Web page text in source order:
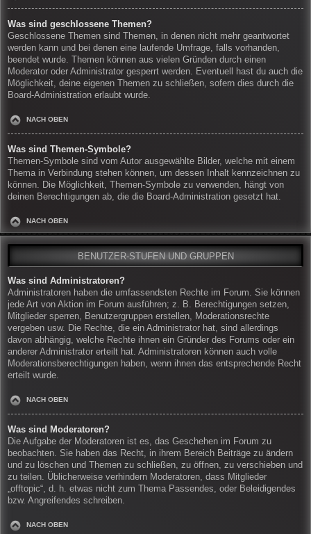
Was sind geschlossene Themen?
Geschlossene Themen sind Themen, in denen nicht mehr geantwortet
werden kann und bei denen eine laufende Umfrage, falls vorhanden,
beendet wurde. Themen können aus vielen Gründen durch einen
Moderator oder Administrator gesperrt werden. Eventuell hast du auch die
Möglichkeit, deine eigenen Themen zu schließen, sofern dies durch die
Board-Administration erlaubt wurde.
NACH OBEN
Was sind Themen-Symbole?
Themen-Symbole sind vom Autor ausgewählte Bilder, welche mit einem
Thema in Verbindung stehen können, um dessen Inhalt kennzeichnen zu
können. Die Möglichkeit, Themen-Symbole zu verwenden, hängt von
deinen Berechtigungen ab, die die Board-Administration gesetzt hat.
NACH OBEN
BENUTZER-STUFEN UND GRUPPEN
Was sind Administratoren?
Administratoren haben die umfassendsten Rechte im Forum. Sie können
jede Art von Aktion im Forum ausführen; z. B. Berechtigungen setzen,
Mitglieder sperren, Benutzergruppen erstellen, Moderationsrechte
vergeben usw. Die Rechte, die ein Administrator hat, sind allerdings
davon abhängig, welche Rechte ihnen ein Gründer des Forums oder ein
anderer Administrator erteilt hat. Administratoren können auch volle
Moderationsberechtigungen haben, wenn ihnen das entsprechende Recht
erteilt wurde.
NACH OBEN
Was sind Moderatoren?
Die Aufgabe der Moderatoren ist es, das Geschehen im Forum zu
beobachten. Sie haben das Recht, in ihrem Bereich Beiträge zu ändern
und zu löschen und Themen zu schließen, zu öffnen, zu verschieben und
zu teilen. Üblicherweise verhindern Moderatoren, dass Mitglieder
„offtopic“, d. h. etwas nicht zum Thema Passendes, oder Beleidigendes
bzw. Angreifendes schreiben.
NACH OBEN